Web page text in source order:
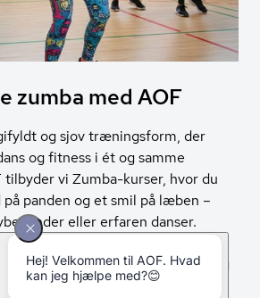
zumba med AOF
og sjov træningsform, der
og fitness i ét og samme
tilbyder vi Zumba-kurser, hvor du
på panden og et smil på læben –
eller erfaren danser.
følge, motiverende og perfekt til
dig til god musik og samtidig
styrke og kropsbevidsthed.